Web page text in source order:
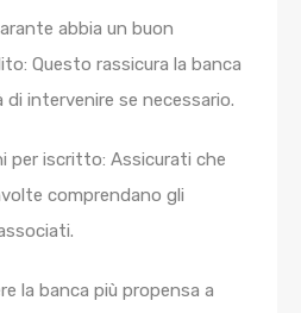
abbia un buon
Questo rassicura la banca
di intervenire se necessario.
per iscritto: Assicurati che
comprendano gli
la banca più propensa a